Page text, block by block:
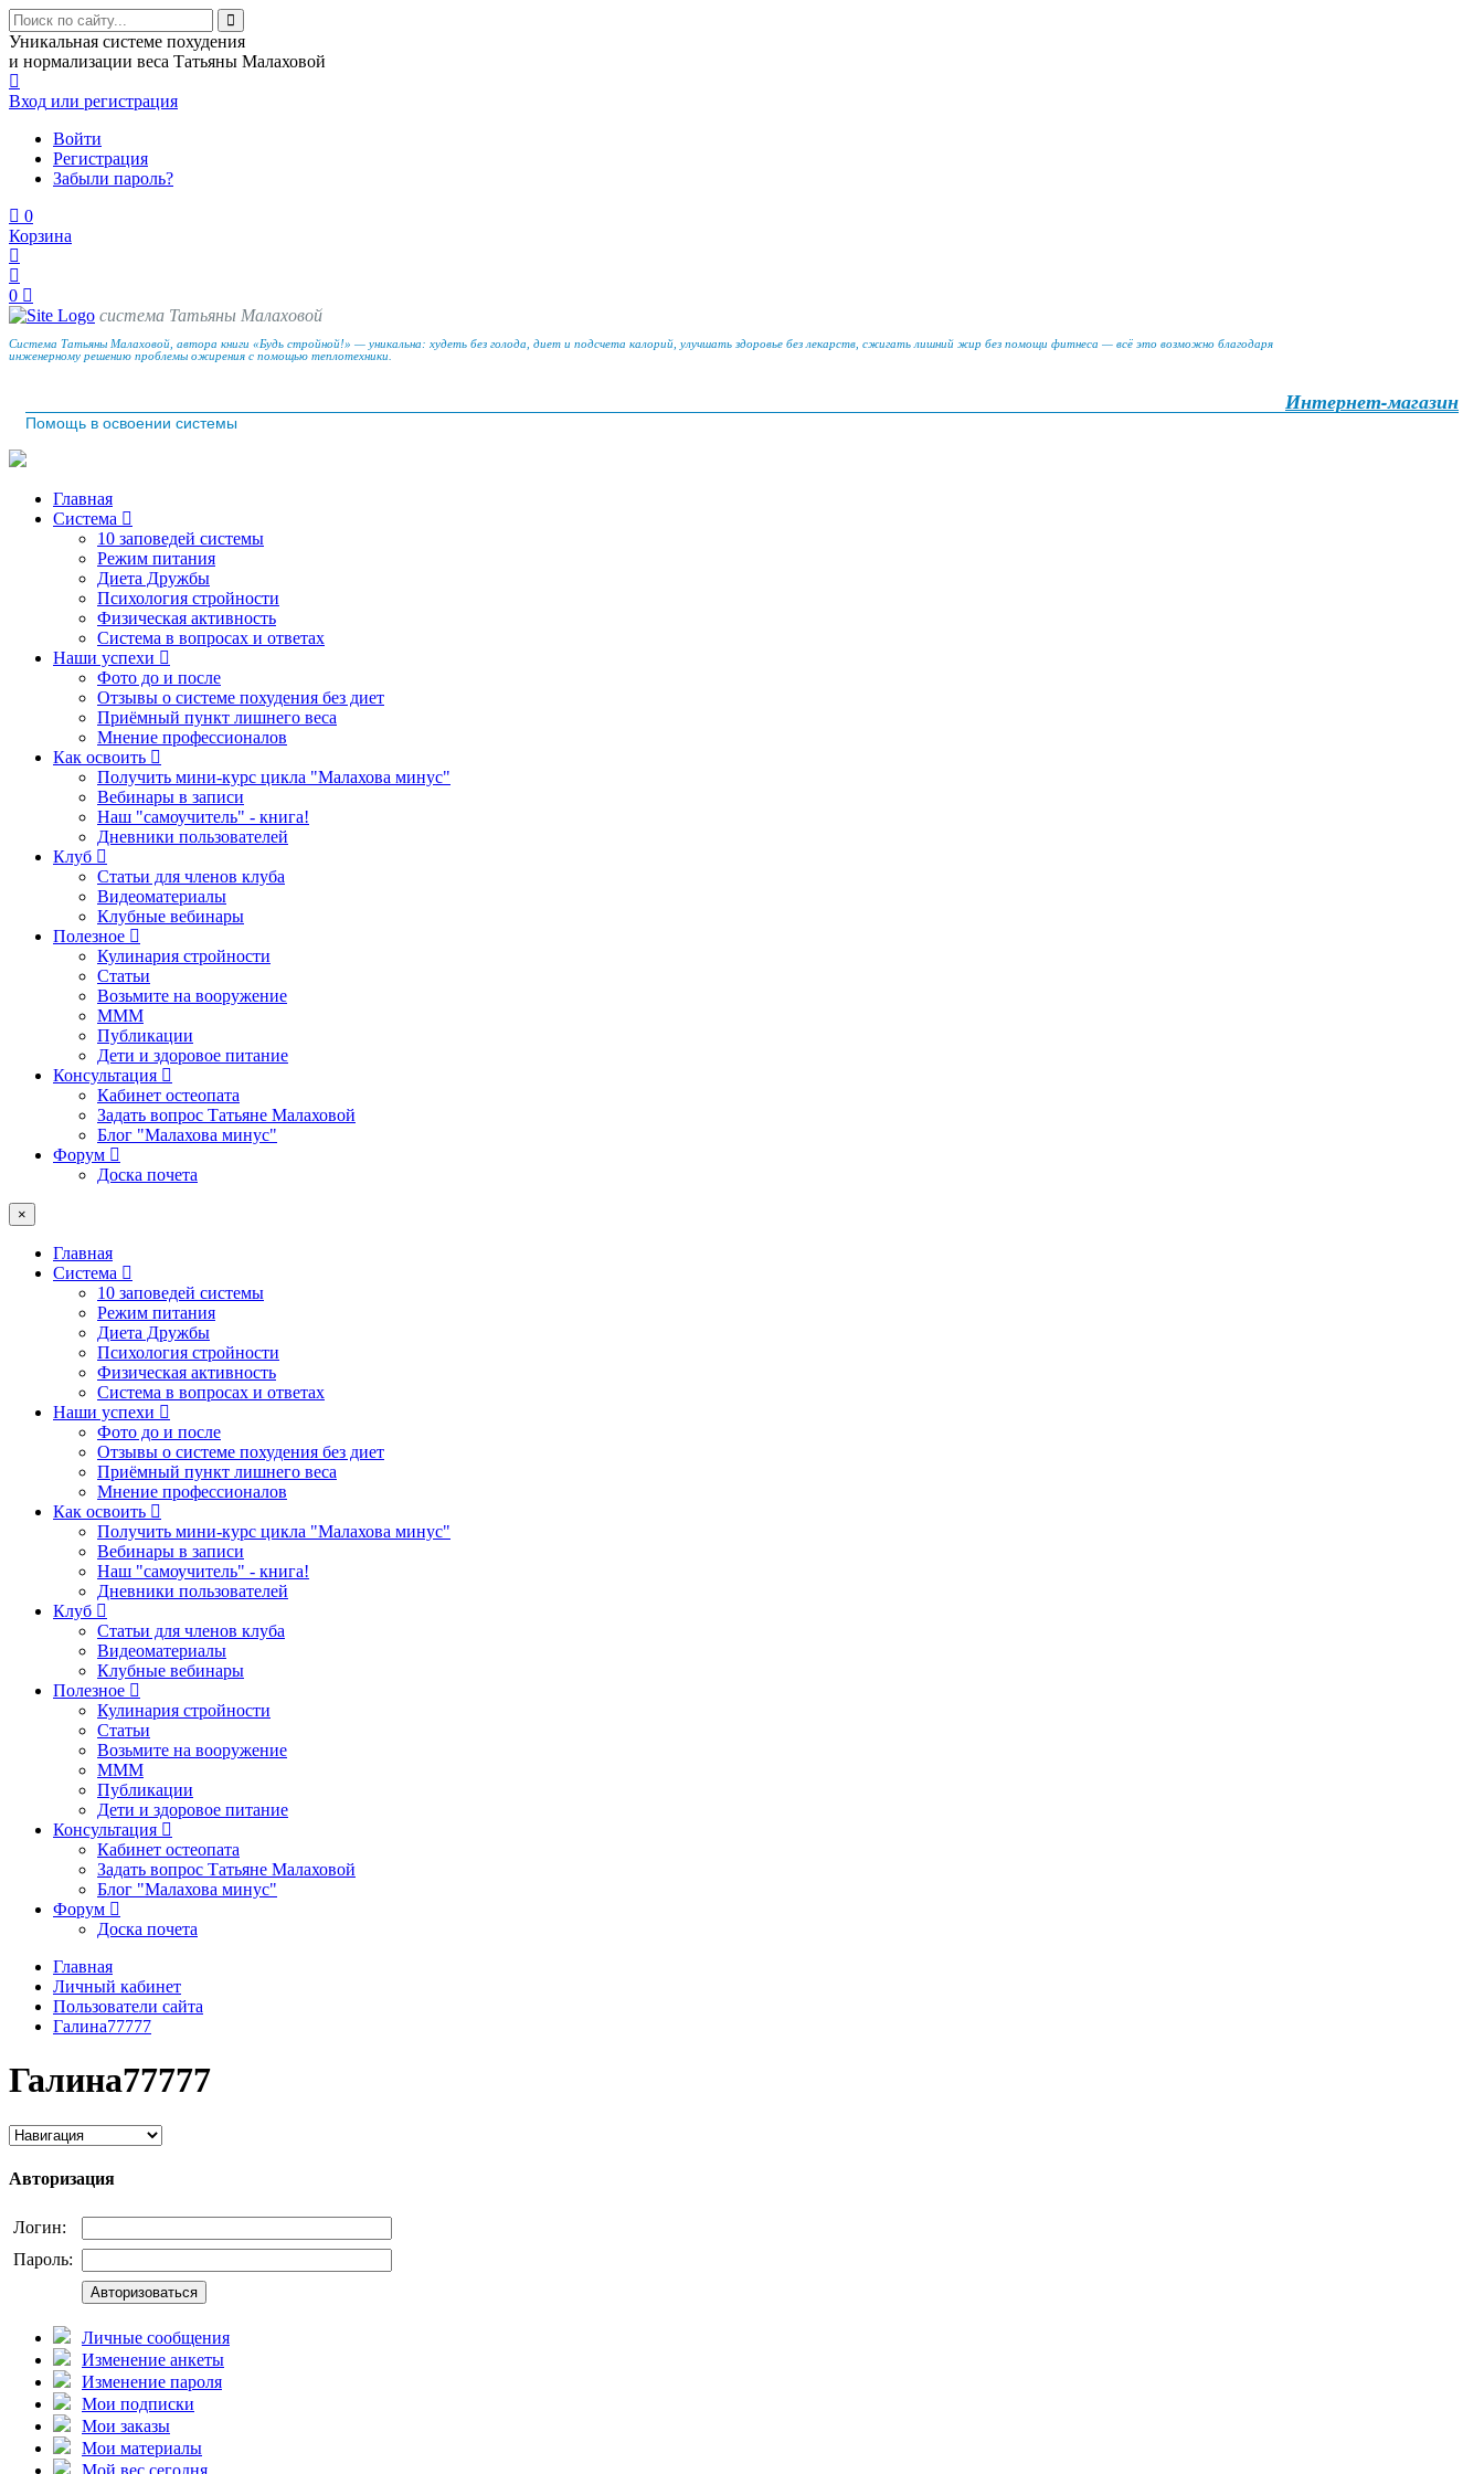
Уникальная системе похудения
и нормализации веса Татьяны Малаховой
Вход или регистрация
Войти
Регистрация
Забыли пароль?
0
Корзина
0
система Татьяны Малаховой
Система Татьяны Малаховой, автора книги «Будь стройной!» — уникальна: худеть без голода, диет и подсчета калорий, улучшать здоровье без лекарств, сжигать лишний жир без помощи фитнеса — всё это возможно благодаря
инженерному решению проблемы ожирения с помощью теплотехники.
Интернет-магазин
Помощь в освоении системы
Главная
Система
10 заповедей системы
Режим питания
Диета Дружбы
Психология стройности
Физическая активность
Система в вопросах и ответах
Наши успехи
Фото до и после
Отзывы о системе похудения без диет
Приёмный пункт лишнего веса
Мнение профессионалов
Как освоить
Получить мини-курс цикла "Малахова минус"
Вебинары в записи
Наш "самоучитель" - книга!
Дневники пользователей
Клуб
Статьи для членов клуба
Видеоматериалы
Клубные вебинары
Полезное
Кулинария стройности
Статьи
Возьмите на вооружение
МММ
Публикации
Дети и здоровое питание
Консультация
Кабинет остеопата
Задать вопрос Татьяне Малаховой
Блог "Малахова минус"
Форум
Доска почета
×
Главная
Система
10 заповедей системы
Режим питания
Диета Дружбы
Психология стройности
Физическая активность
Система в вопросах и ответах
Наши успехи
Фото до и после
Отзывы о системе похудения без диет
Приёмный пункт лишнего веса
Мнение профессионалов
Как освоить
Получить мини-курс цикла "Малахова минус"
Вебинары в записи
Наш "самоучитель" - книга!
Дневники пользователей
Клуб
Статьи для членов клуба
Видеоматериалы
Клубные вебинары
Полезное
Кулинария стройности
Статьи
Возьмите на вооружение
МММ
Публикации
Дети и здоровое питание
Консультация
Кабинет остеопата
Задать вопрос Татьяне Малаховой
Блог "Малахова минус"
Форум
Доска почета
Главная
Личный кабинет
Пользователи сайта
Галина77777
Галина77777
Авторизация
Логин:
Пароль:
Авторизоваться
Личные сообщения
Изменение анкеты
Изменение пароля
Мои подписки
Мои заказы
Мои материалы